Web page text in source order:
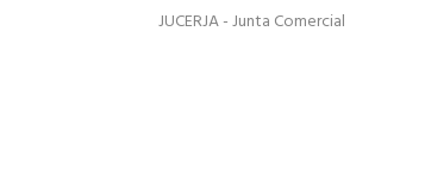
JUCERJA - Junta Comercial